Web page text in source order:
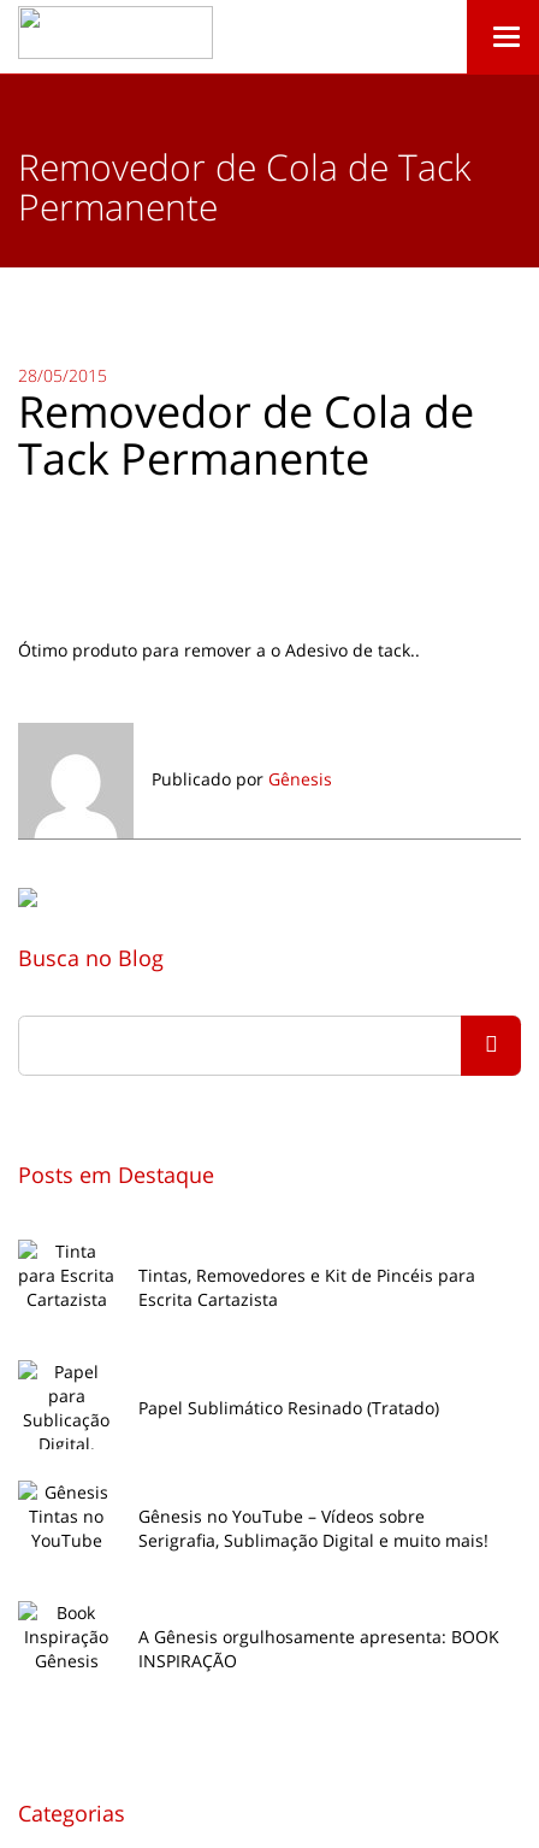
Removedor de Cola de Tack
Permanente
28/05/2015
Removedor de Cola de
Tack Permanente
Ótimo produto para remover a o Adesivo de tack..
Publicado por Gênesis
Busca no Blog
Posts em Destaque
Tintas, Removedores e Kit de Pincéis para
Escrita Cartazista
Papel Sublimático Resinado (Tratado)
Gênesis no YouTube – Vídeos sobre
Serigrafia, Sublimação Digital e muito mais!
A Gênesis orgulhosamente apresenta: BOOK
INSPIRAÇÃO
Categorias